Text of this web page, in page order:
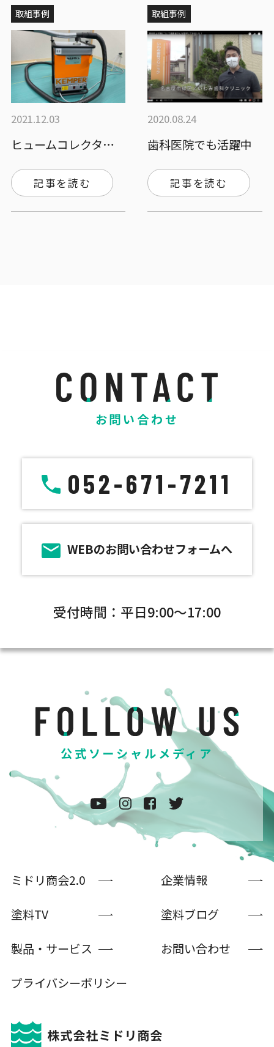
取組事例
2021.12.03
ヒュームコレクター「ケムトリくん」
記事を読む
取組事例
2020.08.24
歯科医院でも活躍中
記事を読む
お問い合わせ
052-671-7211
WEBのお問い合わせフォームへ
受付時間：平日9:00～17:00
公式ソーシャルメディア
ミドリ商会2.0
企業情報
塗料TV
塗料ブログ
製品・サービス
お問い合わせ
プライバシーポリシー